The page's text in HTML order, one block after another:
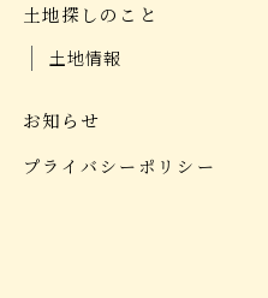
土地探しのこと
土地情報
お知らせ
プライバシーポリシー